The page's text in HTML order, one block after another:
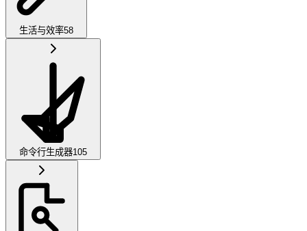
生活与效率58
命令行生成器105